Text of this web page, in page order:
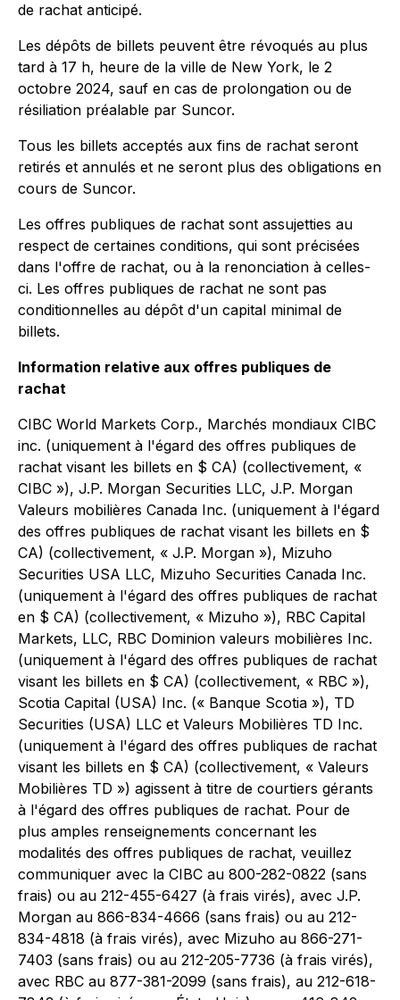
de rachat anticipé.
Les dépôts de billets peuvent être révoqués au plus
tard à 17 h, heure de la ville de New York, le 2
octobre 2024, sauf en cas de prolongation ou de
résiliation préalable par Suncor.
Tous les billets acceptés aux fins de rachat seront
retirés et annulés et ne seront plus des obligations en
cours de Suncor.
Les offres publiques de rachat sont assujetties au
respect de certaines conditions, qui sont précisées
dans l'offre de rachat, ou à la renonciation à celles-
ci. Les offres publiques de rachat ne sont pas
conditionnelles au dépôt d'un capital minimal de
billets.
Information relative aux offres publiques de
rachat
CIBC World Markets Corp., Marchés mondiaux CIBC
inc. (uniquement à l'égard des offres publiques de
rachat visant les billets en $ CA) (collectivement, «
CIBC »), J.P. Morgan Securities LLC, J.P. Morgan
Valeurs mobilières Canada Inc. (uniquement à l'égard
des offres publiques de rachat visant les billets en $
CA) (collectivement, « J.P. Morgan »), Mizuho
Securities USA LLC, Mizuho Securities Canada Inc.
(uniquement à l'égard des offres publiques de rachat
en $ CA) (collectivement, « Mizuho »), RBC Capital
Markets, LLC, RBC Dominion valeurs mobilières Inc.
(uniquement à l'égard des offres publiques de rachat
visant les billets en $ CA) (collectivement, « RBC »),
Scotia Capital (USA) Inc. (« Banque Scotia »), TD
Securities (USA) LLC et Valeurs Mobilières TD Inc.
(uniquement à l'égard des offres publiques de rachat
visant les billets en $ CA) (collectivement, « Valeurs
Mobilières TD ») agissent à titre de courtiers gérants
à l'égard des offres publiques de rachat. Pour de
plus amples renseignements concernant les
modalités des offres publiques de rachat, veuillez
communiquer avec la CIBC au 800-282-0822 (sans
frais) ou au 212-455-6427 (à frais virés), avec J.P.
Morgan au 866-834-4666 (sans frais) ou au 212-
834-4818 (à frais virés), avec Mizuho au 866-271-
7403 (sans frais) ou au 212-205-7736 (à frais virés),
avec RBC au 877-381-2099 (sans frais), au 212-618-